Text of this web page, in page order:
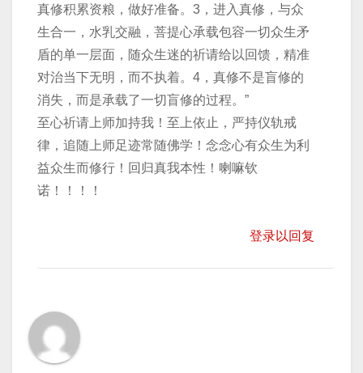
真修积累资粮，做好准备。3，进入真修，与众
生合一，水乳交融，菩提心承载包容一切众生矛
盾的单一层面，随众生迷的祈请给以回馈，精准
对治当下无明，而不执着。4，真修不是盲修的
消失，而是承载了一切盲修的过程。”
至心祈请上师加持我！至上依止，严持仪轨戒
律，追随上师足迹常随佛学！念念心有众生为利
益众生而修行！回归真我本性！喇嘛钦
诺！！！！
登录以回复